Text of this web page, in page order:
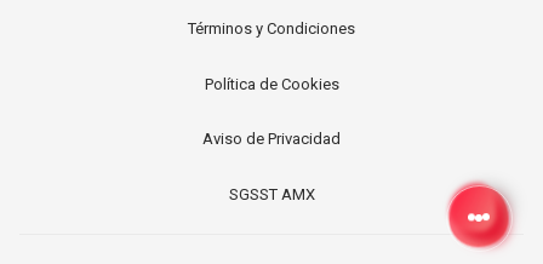
Términos y Condiciones
Política de Cookies
Aviso de Privacidad
SGSST AMX